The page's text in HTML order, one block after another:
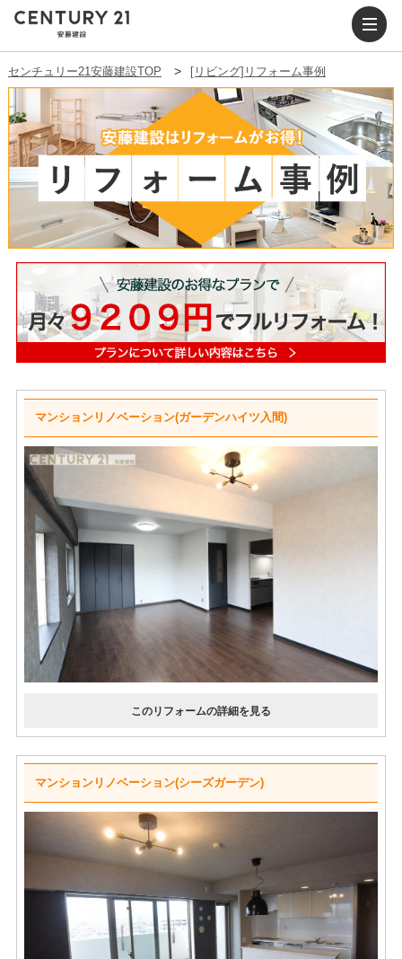
センチュリー21安藤建設TOP [リビング]リフォーム事例
マンションリノベーション(ガーデンハイツ入間)
マンションリノベーション(シーズガーデン)